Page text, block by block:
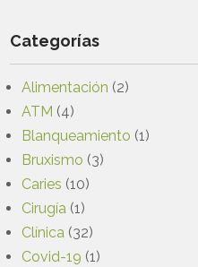
Categorías
Alimentación (2)
ATM (4)
Blanqueamiento (1)
Bruxismo (3)
Caries (10)
Cirugía (1)
Clínica (32)
Covid-19 (1)